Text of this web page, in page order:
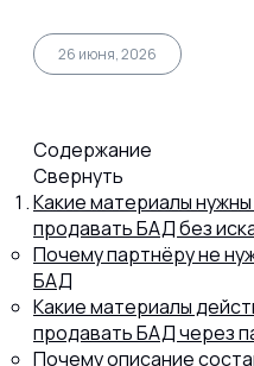
Каталог
Статьи
8 (800) 302-
26 июня, 2026
Содержание
Свернуть
Какие материалы
продавать БАД без
Почему партнёру не
БАД
Какие материалы
продавать БАД через
Почему описание